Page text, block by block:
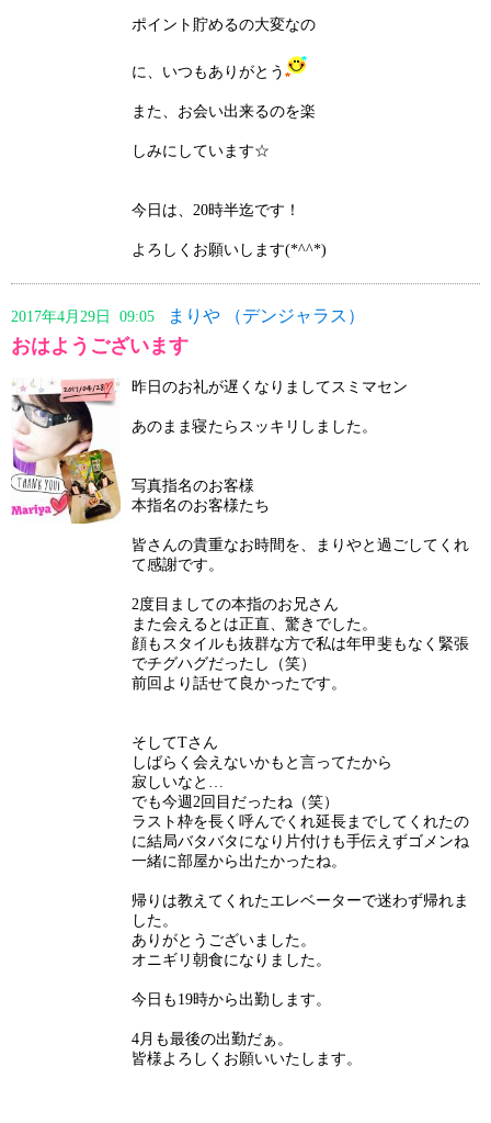
ポイント貯めるの大変なの
に、いつもありがとう
また、お会い出来るのを楽
しみにしています☆
今日は、20時半迄です！
よろしくお願いします(*^^*)
2017年4月29日 09:05 まりや （デンジャラス）
おはようございます
昨日のお礼が遅くなりましてスミマセン
あのまま寝たらスッキリしました。
写真指名のお客様
本指名のお客様たち
皆さんの貴重なお時間を、まりやと過ごしてくれ
て感謝です。
2度目ましての本指のお兄さん
また会えるとは正直、驚きでした。
顔もスタイルも抜群な方で私は年甲斐もなく緊張
でチグハグだったし（笑）
前回より話せて良かったです。
そしてTさん
しばらく会えないかもと言ってたから
寂しいなと…
でも今週2回目だったね（笑）
ラスト枠を長く呼んでくれ延長までしてくれたの
に結局バタバタになり片付けも手伝えずゴメンね
一緒に部屋から出たかったね。
帰りは教えてくれたエレベーターで迷わず帰れま
した。
ありがとうございました。
オニギリ朝食になりました。
今日も19時から出勤します。
4月も最後の出勤だぁ。
皆様よろしくお願いいたします。